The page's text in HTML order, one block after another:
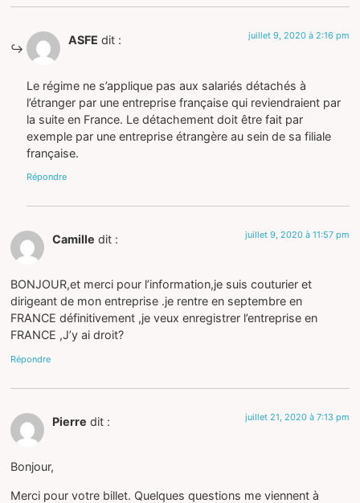
ASFE dit : juillet 9, 2020 à 2:16 pm
Le régime ne s’applique pas aux salariés détachés à
l’étranger par une entreprise française qui reviendraient par
la suite en France. Le détachement doit être fait par
exemple par une entreprise étrangère au sein de sa filiale
française.
Répondre
Camille dit : juillet 9, 2020 à 11:57 pm
BONJOUR,et merci pour l’information,je suis couturier et
dirigeant de mon entreprise .je rentre en septembre en
FRANCE définitivement ,je veux enregistrer l’entreprise en
FRANCE ,J’y ai droit?
Répondre
Pierre dit : juillet 21, 2020 à 7:13 pm
Bonjour,
Merci pour votre billet. Quelques questions me viennent à